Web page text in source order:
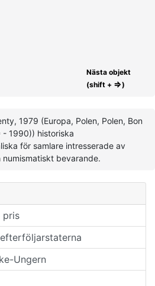
pris
Ungern
Nästa objekt
(shift + ⇒)
1979 (Europa, Polen, Polen, Bon
1990)) historiska
för samlare intresserade av
bevarande.